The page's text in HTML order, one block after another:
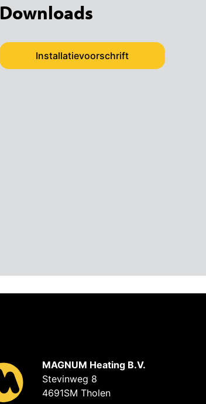
Downloads
Installatievoorschrift
MAGNUM Heating B.V.
Stevinweg 8
4691SM Tholen